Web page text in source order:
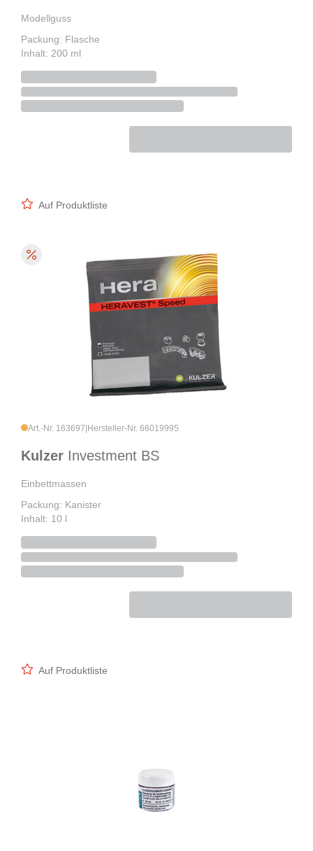
Modellguss
Packung: Flasche
Inhalt: 200 ml
Auf Produktliste
Art.-Nr. 163697 Hersteller-Nr. 66019995
Kulzer Investment BS
Einbettmassen
Packung: Kanister
Inhalt: 10 l
Auf Produktliste